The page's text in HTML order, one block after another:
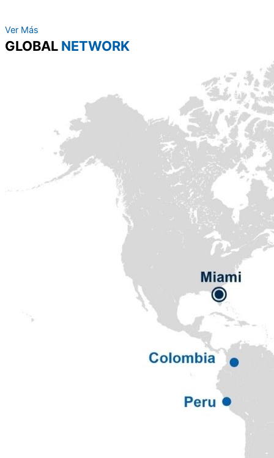
Ver Más
GLOBAL NETWORK